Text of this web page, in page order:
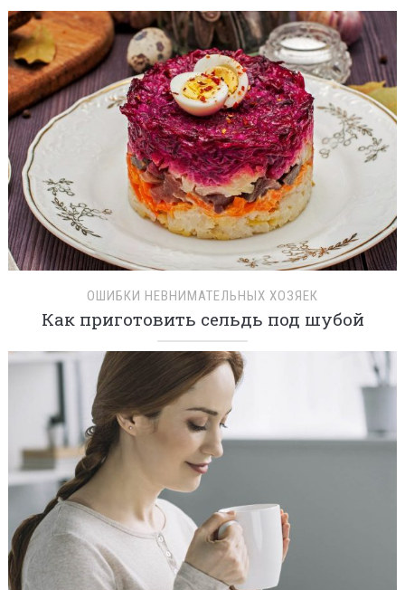
ОШИБКИ НЕВНИМАТЕЛЬНЫХ ХОЗЯЕК
Как приготовить сельдь под шубой